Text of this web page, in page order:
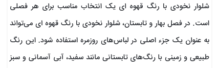
شلوار نخودی با رنگ قهوه ای یک انتخاب مناسب برای هر فصلی
است. در فصل بهار و تابستان، شلوار نخودی با رنگ قهوه ای می‌تواند
به عنوان یک جزء اصلی در لباس‌های روزمره استفاده شود. این رنگ
طبیعی و زمینی با رنگ‌های تابستانی مانند سفید، آبی آسمانی و سبز